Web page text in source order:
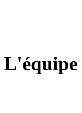
L'équipe